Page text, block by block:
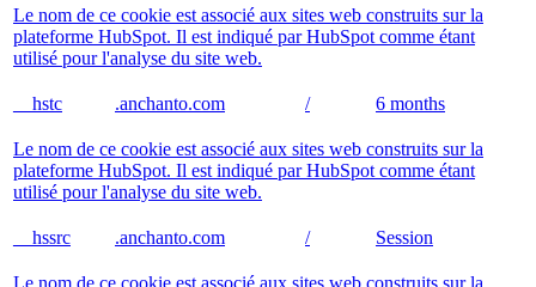
Le nom de ce cookie est associé aux sites web construits sur la
plateforme HubSpot. Il est indiqué par HubSpot comme étant
utilisé pour l'analyse du site web.
__hstc .anchanto.com / 6 months
Le nom de ce cookie est associé aux sites web construits sur la
plateforme HubSpot. Il est indiqué par HubSpot comme étant
utilisé pour l'analyse du site web.
__hssrc .anchanto.com / Session
Le nom de ce cookie est associé aux sites web construits sur la